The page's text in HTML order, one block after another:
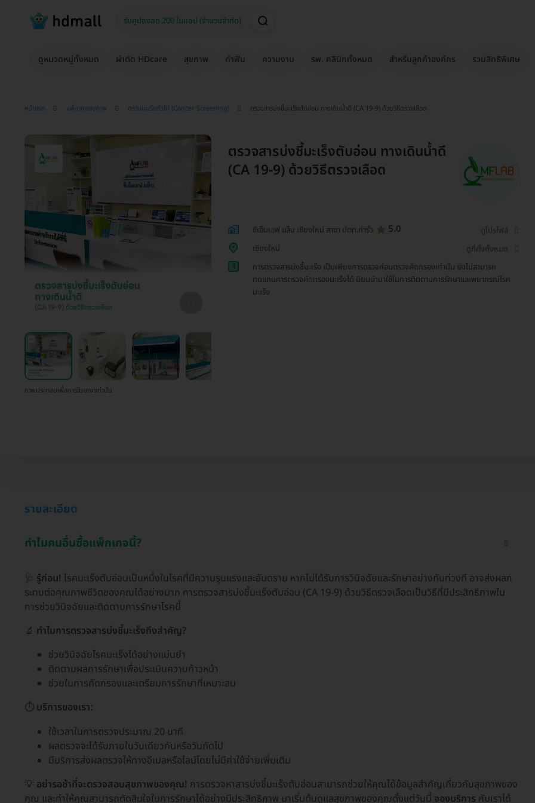
ดูหมวดหมู่ทั้งหมด ผ่าตัด HDcare สุขภาพ ทำฟัน ความงาม รพ. คลินิกทั้งหมด สำหรับลูกค้าองค์กร รวมสิทธิพิเศษ
หน้าแรก แพ็กเกจสุขภาพ ตรวจมะเร็งทั่วไป (Cancer Screening) ตรวจสารบ่งชี้มะเร็งตับอ่อน ทางเดินน้ำดี (CA 19-9) ด้วยวิธีตรวจเลือด
ภาพประกอบเพื่อการโฆษณาเท่านั้น
ตรวจสารบ่งชี้มะเร็งตับอ่อน ทางเดินน้ำดี
(CA 19-9) ด้วยวิธีตรวจเลือด
ซีเอ็มเอฟ แล็บ เชียงใหม่ สาขา ปตท.ท่ารั้ว 5.0
ดูโปรไฟล์
เชียงใหม่
ดูที่ตั้งทั้งหมด
1
การตรวจสารบ่งชี้มะเร็ง เป็นเพียงการตรวจก่อนตรวจคัดกรองเท่านั้น ยังไม่สามารถ
ทดแทนการตรวจคัดกรองมะเร็งได้ นิยมนำมาใช้ในการติดตามการรักษาและพยากรณ์โรค
มะเร็ง
รายละเอียด
ทำไมคนอื่นซื้อแพ็กเกจนี้?
🩺 รู้ก่อน! โรคมะเร็งตับอ่อนเป็นหนึ่งในโรคที่มีความรุนแรงและอันตราย หากไม่ได้รับการวินิจฉัยและรักษาอย่างทันท่วงที อาจส่งผลก
ระทบต่อคุณภาพชีวิตของคุณได้อย่างมาก การตรวจสารบ่งชี้มะเร็งตับอ่อน (CA 19-9) ด้วยวิธีตรวจเลือดเป็นวิธีที่มีประสิทธิภาพใน
การช่วยวินิจฉัยและติดตามการรักษาโรคนี้
🔬 ทำไมการตรวจสารบ่งชี้มะเร็งถึงสำคัญ?
ช่วยวินิจฉัยโรคมะเร็งได้อย่างแม่นยำ
ติดตามผลการรักษาเพื่อประเมินความก้าวหน้า
ช่วยในการคัดกรองและเตรียมการรักษาที่เหมาะสม
⏱️ บริการของเรา:
ใช้เวลาในการตรวจประมาณ 20 นาที
ผลตรวจจะได้รับภายในวันเดียวกันหรือวันถัดไป
มีบริการส่งผลตรวจให้ทางอีเมลหรือไลน์โดยไม่มีค่าใช้จ่ายเพิ่มเติม
💡 อย่ารอช้าที่จะตรวจสอบสุขภาพของคุณ! การตรวจหาสารบ่งชี้มะเร็งตับอ่อนสามารถช่วยให้คุณได้ข้อมูลสำคัญเกี่ยวกับสุขภาพของ
คุณ และทำให้คุณสามารถตัดสินใจในการรักษาได้อย่างมีประสิทธิภาพ มาเริ่มต้นดูแลสุขภาพของคุณตั้งแต่วันนี้ จองบริการ กับเราได้